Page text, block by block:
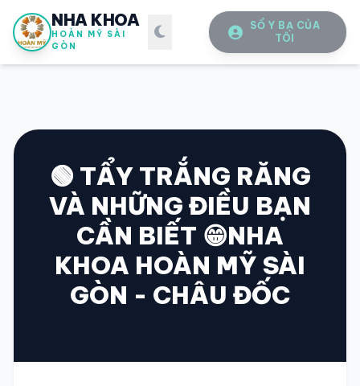
NHA KHOA
HOÀN MỸ SÀI
GÒN
SỔ Y BẠ CỦA
TÔI
SỔ Y BẠĐIỆN TỬ
Vui lòng đăng nhập bằng Số điện thoại đã đăng ký.
🟢 TẨY TRẮNG RĂNG
VÀ NHỮNG ĐIỀU BẠN
CẦN BIẾT 😁NHA
KHOA HOÀN MỸ SÀI
GÒN - CHÂU ĐỐC